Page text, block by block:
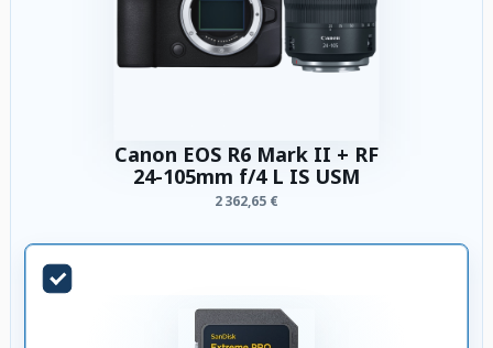
Canon EOS R6 Mark II + RF
24-105mm f/4 L IS USM
2 362,65 €